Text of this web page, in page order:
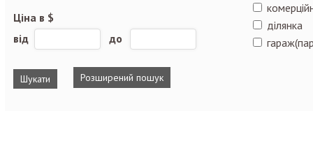
Ціна в $
від
до
ділянка
Розширений пошук